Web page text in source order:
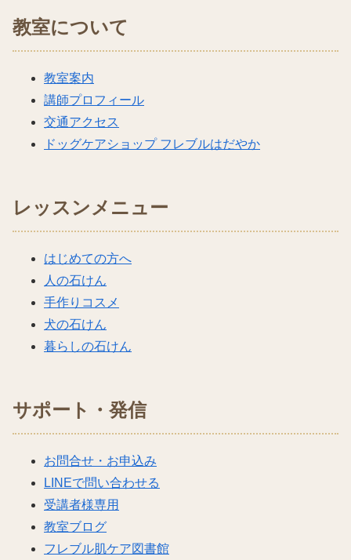
教室について
教室案内
講師プロフィール
交通アクセス
ドッグケアショップ フレブルはだやか
レッスンメニュー
はじめての方へ
人の石けん
手作りコスメ
犬の石けん
暮らしの石けん
サポート・発信
お問合せ・お申込み
LINEで問い合わせる
受講者様専用
教室ブログ
フレブル肌ケア図書館